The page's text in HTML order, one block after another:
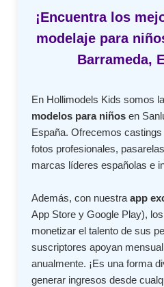
¡Encuentra los
modelaje para
Barrameda,
En Hollimodels Kids somos
modelos para niños en
España. Ofrecemos
fotos profesionales,
marcas líderes españolas e
Además, con nuestraapp
App Store y Google Play),
monetizar el talento de sus
suscriptores apoyan
anualmente. ¡Es una forma
generar ingresos desde